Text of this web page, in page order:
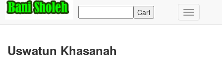
Toggle
navigation
Uswatun Khasanah